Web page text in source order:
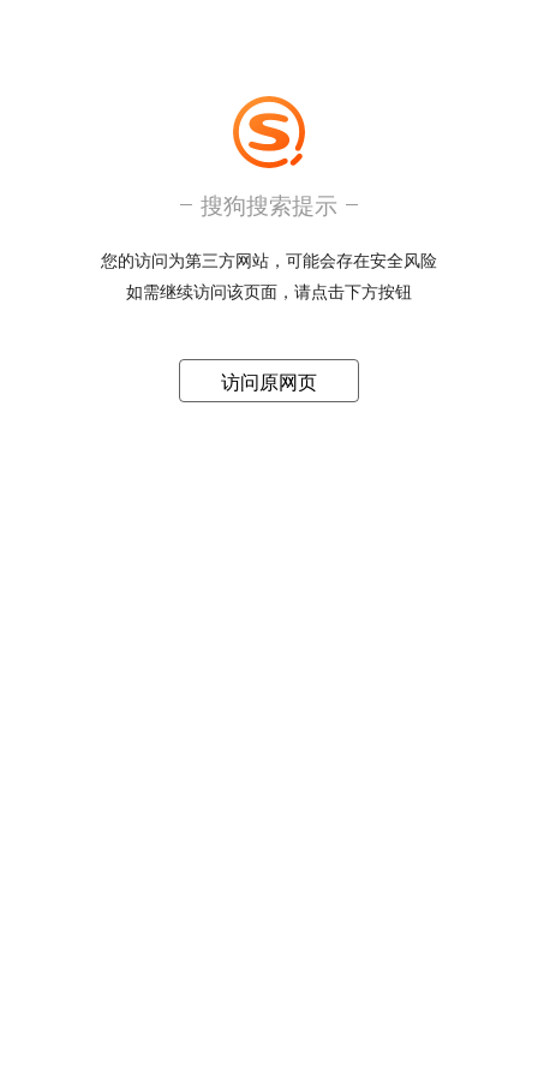
搜狗搜索提示
您的访问为第三方网站，可能会存在安全风险
如需继续访问该页面，请点击下方按钮
访问原网页